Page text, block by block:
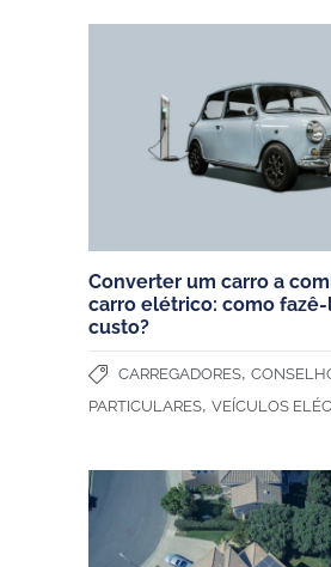
Converter um carro a
carro elétrico: como
custo?
CARREGADORES,
PARTICULARES, VEÍCULOS